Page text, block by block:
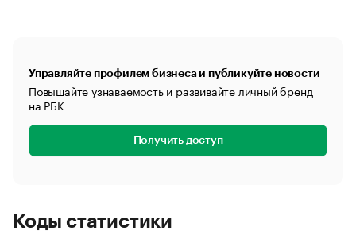
Управляйте профилем бизнеса и публикуйте новости
Повышайте узнаваемость и развивайте личный бренд
на РБК
Получить доступ
Коды статистики